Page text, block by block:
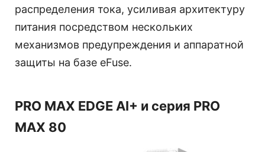
распределения тока, усиливая архитектуру
питания посредством нескольких
механизмов предупреждения и аппаратной
защиты на базе eFuse.
PRO MAX EDGE AI+ и серия PRO
MAX 80